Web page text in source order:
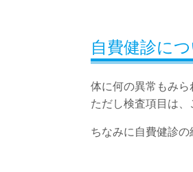
自費健診に
体に何の異常もみら
ただし検査項目は、
ちなみに自費健診